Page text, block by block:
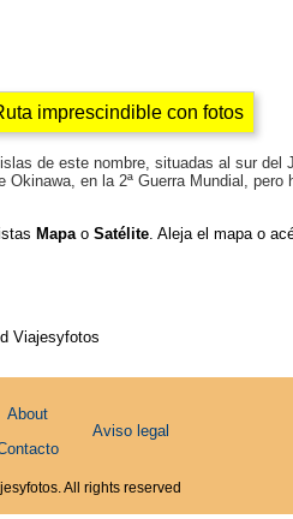
imprescindible con fotos
de este nombre, situadas al sur del
en la 2ª Guerra Mundial,
Mapa o Satélite . Aleja el mapa o
Viajesyfotos
About
Aviso legal
All rights reserved